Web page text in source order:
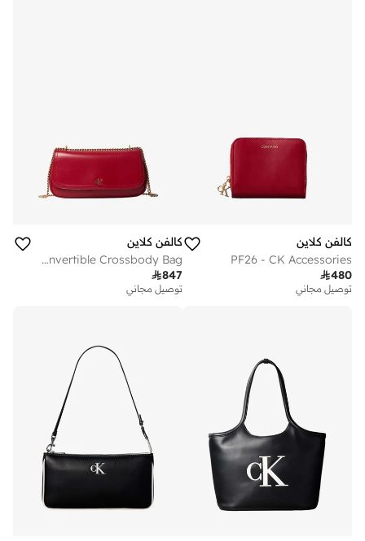
كالفن كلاين
PF26 - CK Accessories
480
توصيل مجاني
كالفن كلاين
Monogram Chain Strap Convertible Crossbody Bag
847
توصيل مجاني